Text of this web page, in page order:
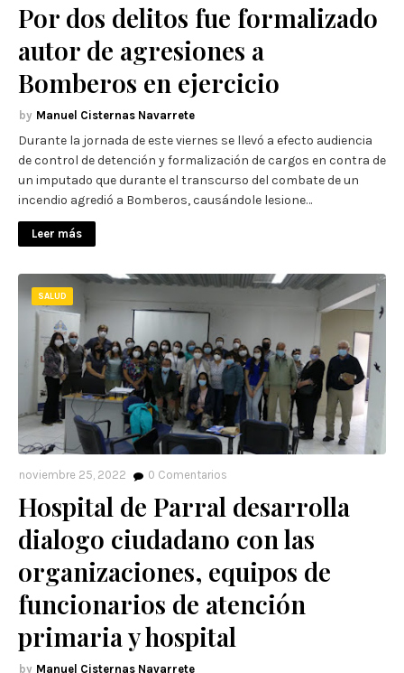
Por dos delitos fue formalizado
autor de agresiones a
Bomberos en ejercicio
Manuel Cisternas Navarrete
Durante la jornada de este viernes se llevó a efecto audiencia
de control de detención y formalización de cargos en contra de
un imputado que durante el transcurso del combate de un
incendio agredió a Bomberos, causándole lesione…
Leer más
SALUD
noviembre 25, 2022 0 Comentarios
Hospital de Parral desarrolla
dialogo ciudadano con las
organizaciones, equipos de
funcionarios de atención
primaria y hospital
Manuel Cisternas Navarrete